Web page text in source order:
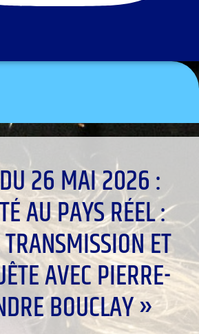
26 MAI 2026 :
AU PAYS RÉEL :
ET
AVEC PIERRE-
BOUCLAY »